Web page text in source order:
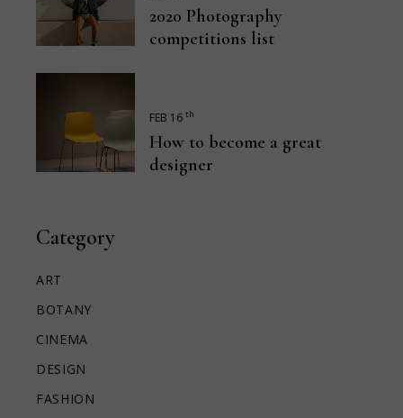
2020 Photography
competitions list
FEB 16 th
How to become a great
designer
Category
ART
BOTANY
CINEMA
DESIGN
FASHION